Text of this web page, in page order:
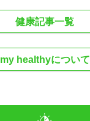
健康記事一覧
my healthyについて